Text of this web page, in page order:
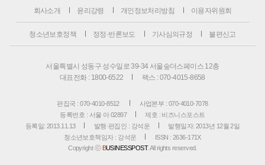
회사소개 윤리강령 개인정보처리방침 이용자위원회
청소년보호정책 정정·반론보도 기사심의규정 불편신고
서울특별시 성동구 성수일로 39-34 서울숲더스페이스 12층
대표전화 : 1800-6522
팩스 : 070-4015-8658
편집국 : 070-4010-8512
사업본부 : 070-4010-7078
등록번호 : 서울 아 02897
제호 : 비즈니스포스트
등록일: 2013.11.13
발행·편집인 : 강석운
발행일자: 2013년 12월 2일
청소년보호책임자 : 강석운
ISSN : 2636-171X
Copyright ⓒ BUSINESSPOST. All rights reserved.